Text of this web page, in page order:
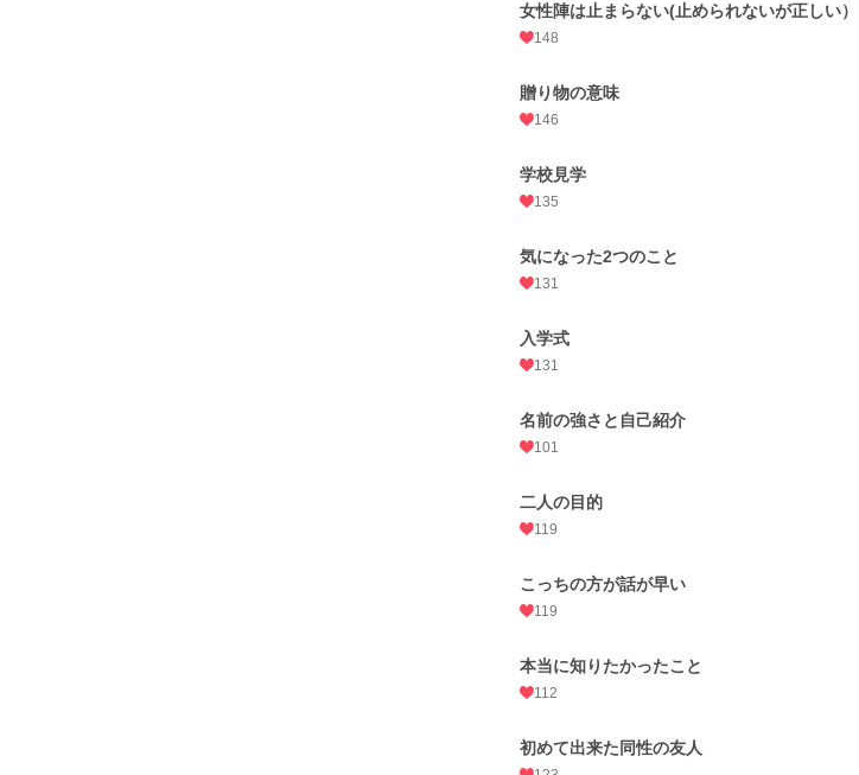
女性陣は止まらない(止められないが正しい）
148
贈り物の意味
146
学校見学
135
気になった2つのこと
131
入学式
131
名前の強さと自己紹介
101
二人の目的
119
こっちの方が話が早い
119
本当に知りたかったこと
112
初めて出来た同性の友人